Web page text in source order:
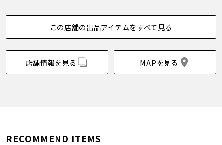
この店舗の出品アイテムをすべて見る
店舗情報を見る MAPを見る
RECOMMEND ITEMS